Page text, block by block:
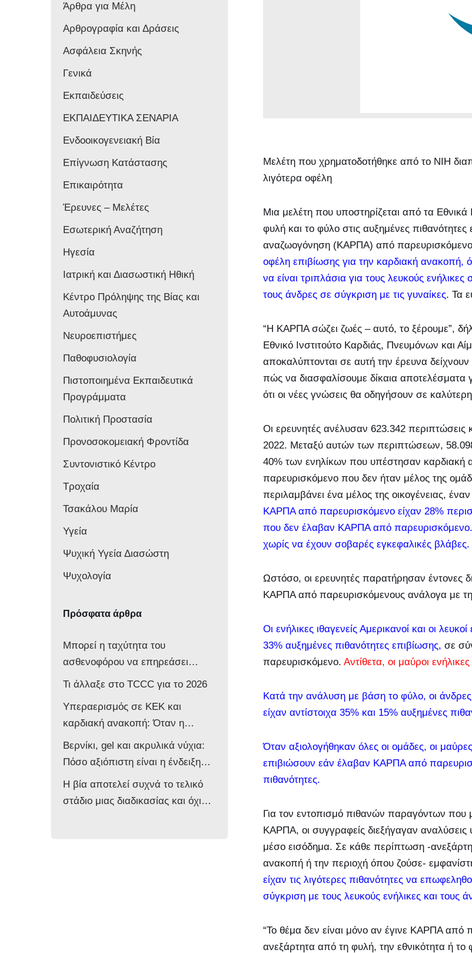
Άρθρα για Μέλη
Αρθρογραφία και Δράσεις
Ασφάλεια Σκηνής
Γενικά
Εκπαιδεύσεις
ΕΚΠΑΙΔΕΥΤΙΚΑ ΣΕΝΑΡΙΑ
Ενδοοικογενειακή Βία
Επίγνωση Κατάστασης
Επικαιρότητα
Έρευνες – Μελέτες
Εσωτερική Αναζήτηση
Ηγεσία
Ιατρική και Διασωστική Ηθική
Κέντρο Πρόληψης της Βίας και
Αυτοάμυνας
Νευροεπιστήμες
Παθοφυσιολογία
Πιστοποιημένα Εκπαιδευτικά
Προγράμματα
Πολιτική Προστασία
Προνοσοκομειακή Φροντίδα
Συντονιστικό Κέντρο
Τροχαία
Τσακάλου Μαρία
Υγεία
Ψυχική Υγεία Διασώστη
Ψυχολογία
Πρόσφατα άρθρα
Μπορεί η ταχύτητα του
ασθενοφόρου να επηρεάσει
νευρολογικά ένα βρέφος;
Τι άλλαξε στο TCCC για το 2026
Υπεραερισμός σε ΚΕΚ και
καρδιακή ανακοπή: Όταν η
επιθετική αντιμετώπιση βλάπτει
τον ασθενή
Βερνίκι, gel και ακρυλικά νύχια:
Πόσο αξιόπιστη είναι η ένδειξη
του παλμικού οξυμέτρου στο
ασθενοφόρο;
Η βία αποτελεί συχνά το τελικό
στάδιο μιας διαδικασίας και όχι
Μελέτη που χρηματοδοτήθηκε από το NIH
λιγότερα οφέλη
Μια μελέτη που υποστηρίζεται από τα
φυλή και το φύλο στις αυξημένες
αναζωογόνηση (ΚΑΡΠΑ) από
οφέλη επιβίωσης για την καρδιακή
να είναι τριπλάσια για τους λευκούς
τους άνδρες σε σύγκριση με τις γυναίκες. Τα
“Η ΚΑΡΠΑ σώζει ζωές – αυτό, το ξέρουμε”,
Εθνικό Ινστιτούτο Καρδιάς, Πνευμόνων και
αποκαλύπτονται σε αυτή την έρευνα
πώς να διασφαλίσουμε δίκαια αποτελέσματα
ότι οι νέες γνώσεις θα οδηγήσουν σε
Οι ερευνητές ανέλυσαν 623.342 περιπτώσεις
2022. Μεταξύ αυτών των περιπτώσεων,
40% των ενηλίκων που υπέστησαν
παρευρισκόμενο που δεν ήταν μέλος της
περιλαμβάνει ένα μέλος της οικογένειας,
ΚΑΡΠΑ από παρευρισκόμενο είχαν 28%
που δεν έλαβαν ΚΑΡΠΑ από παρευρισκόμενο.
χωρίς να έχουν σοβαρές εγκεφαλικές βλάβες.
Ωστόσο, οι ερευνητές παρατήρησαν έντονες
ΚΑΡΠΑ από παρευρισκόμενους ανάλογα με τη
Οι ενήλικες ιθαγενείς Αμερικανοί και οι
33% αυξημένες πιθανότητες επιβίωσης, σε
παρευρισκόμενο. Αντίθετα, οι μαύροι
Κατά την ανάλυση με βάση το φύλο, οι
είχαν αντίστοιχα 35% και 15% αυξημένες
Όταν αξιολογήθηκαν όλες οι ομάδες, οι
επιβιώσουν εάν έλαβαν ΚΑΡΠΑ από
πιθανότητες.
Για τον εντοπισμό πιθανών παραγόντων που
ΚΑΡΠΑ, οι συγγραφείς διεξήγαγαν αναλύσεις
μέσο εισόδημα. Σε κάθε περίπτωση -
ανακοπή ή την περιοχή όπου ζούσε-
είχαν τις λιγότερες πιθανότητες να
σύγκριση με τους λευκούς ενήλικες και τους
“Το θέμα δεν είναι μόνο αν έγινε ΚΑΡΠΑ από
ανεξάρτητα από τη φυλή, την εθνικότητα ή